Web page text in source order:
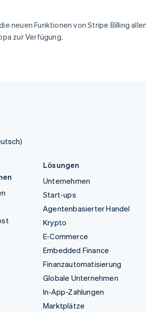
neuen Funktionen von Stripe Billing
zur Verfügung.
Lösungen
Unternehmen
Start-ups
Agentenbasierter Handel
Krypto
E-Commerce
Embedded Finance
Finanzautomatisierung
Globale Unternehmen
In-App-Zahlungen
Marktplätze